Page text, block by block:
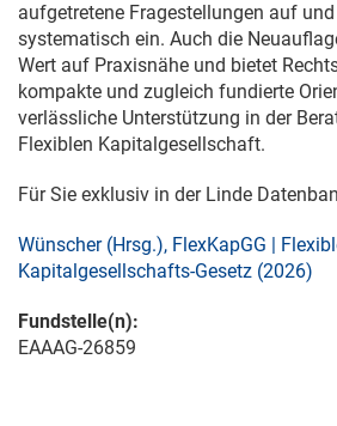
aufgetretene Fragestellungen auf
systematisch ein. Auch die
Wert auf Praxisnähe und bietet
kompakte und zugleich fundierte
verlässliche Unterstützung in der
Flexiblen Kapitalgesellschaft.
Für Sie exklusiv in der Linde
Wünscher (Hrsg.), FlexKapGG |
Kapitalgesellschafts-Gesetz (2026)
Fundstelle(n):
EAAAG-26859